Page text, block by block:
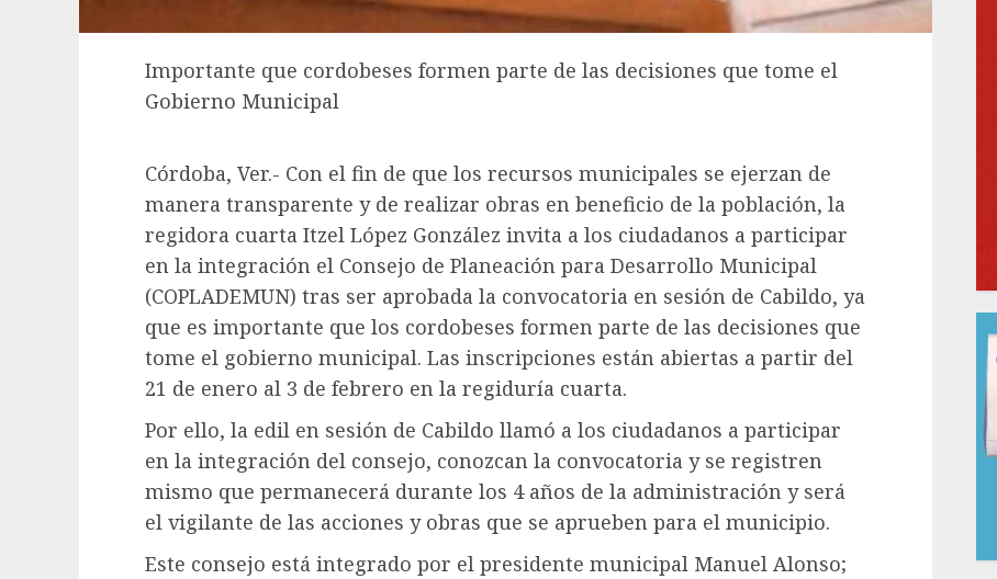
Importante que cordobeses formen parte de las decisiones que tome el
Gobierno Municipal
Córdoba, Ver.- Con el fin de que los recursos municipales se ejerzan de
manera transparente y de realizar obras en beneficio de la población, la
regidora cuarta Itzel López González invita a los ciudadanos a participar
en la integración el Consejo de Planeación para Desarrollo Municipal
(COPLADEMUN) tras ser aprobada la convocatoria en sesión de Cabildo, ya
que es importante que los cordobeses formen parte de las decisiones que
tome el gobierno municipal. Las inscripciones están abiertas a partir del
21 de enero al 3 de febrero en la regiduría cuarta.
Por ello, la edil en sesión de Cabildo llamó a los ciudadanos a participar
en la integración del consejo, conozcan la convocatoria y se registren
mismo que permanecerá durante los 4 años de la administración y será
el vigilante de las acciones y obras que se aprueben para el municipio.
Este consejo está integrado por el presidente municipal Manuel Alonso;